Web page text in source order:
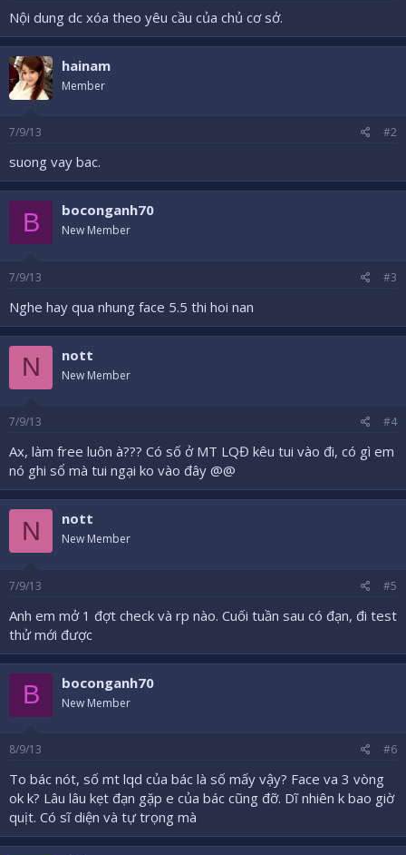
u
Nội dung dc xóa theo yêu cầu của chủ cơ sở.
hainam
Member
7/9/13 #2
suong vay bac.
B boconganh70
New Member
7/9/13 #3
Nghe hay qua nhung face 5.5 thi hoi nan
N nott
New Member
7/9/13 #4
Ax, làm free luôn à??? Có số ở MT LQĐ kêu tui vào đi, có gì em
nó ghi sổ mà tui ngại ko vào đây @@
N nott
New Member
7/9/13 #5
Anh em mở 1 đợt check và rp nào. Cuối tuần sau có đạn, đi test
thử mới được
B boconganh70
New Member
8/9/13 #6
To bác nót, số mt lqd của bác là số mấy vậy? Face va 3 vòng
ok k? Lâu lâu kẹt đạn gặp e của bác cũng đỡ. Dĩ nhiên k bao giờ
quịt. Có sĩ diện và tự trọng mà